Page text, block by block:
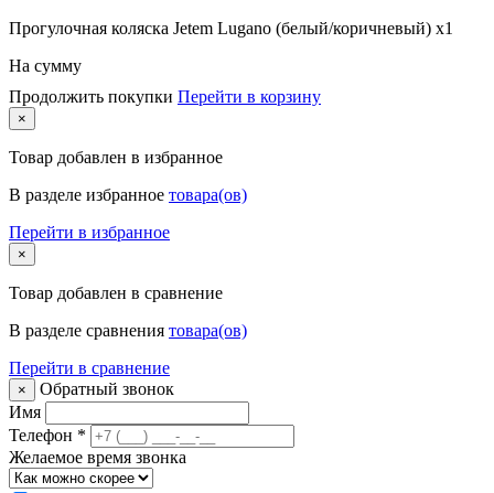
Прогулочная коляска Jetem Lugano (белый/коричневый) x1
На сумму
Продолжить покупки Перейти в корзину
×
Товар добавлен в избранное
В разделе избранное товара(ов)
Перейти в избранное
×
Товар добавлен в сравнение
В разделе сравнения товара(ов)
Перейти в сравнение
×
Обратный звонок
Имя
Телефон *
Желаемое время звонка